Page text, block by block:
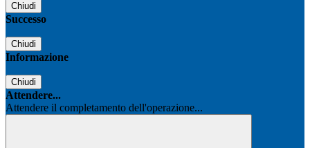
Chiudi
Successo
Chiudi
Informazione
Chiudi
Attendere...
Attendere il completamento dell'operazione...